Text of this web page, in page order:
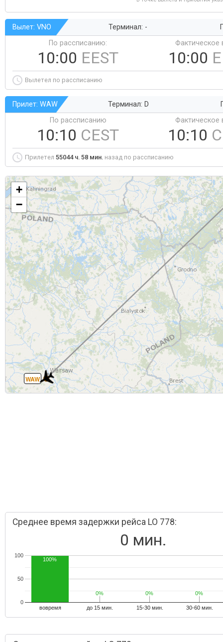
Вылет: VNO Терминал: -
По рассписанию:
10:00 EEST
Фактическое
10:00
Вылетел по рассписанию
Прилет: WAW Терминал: D
По рассписанию
10:10 CEST
Фактическое
10:10
Прилетел 55044 ч. 58 мин. назад по рассписанию
WAW
+
−
Среднее время задержки рейса LO 778:
0 мин.
вовремя до 15 мин. 15-30 мин. 30-60 мин.
0
50
100
100%
0%
0% 0%
0% 0%
0%